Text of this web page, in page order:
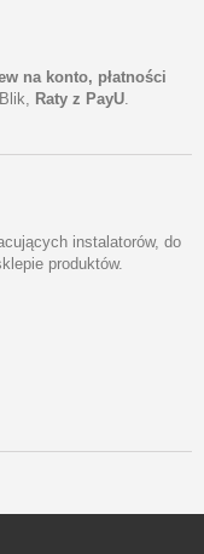
na konto, płatności
Raty z PayU.
instalatorów, do
produktów.